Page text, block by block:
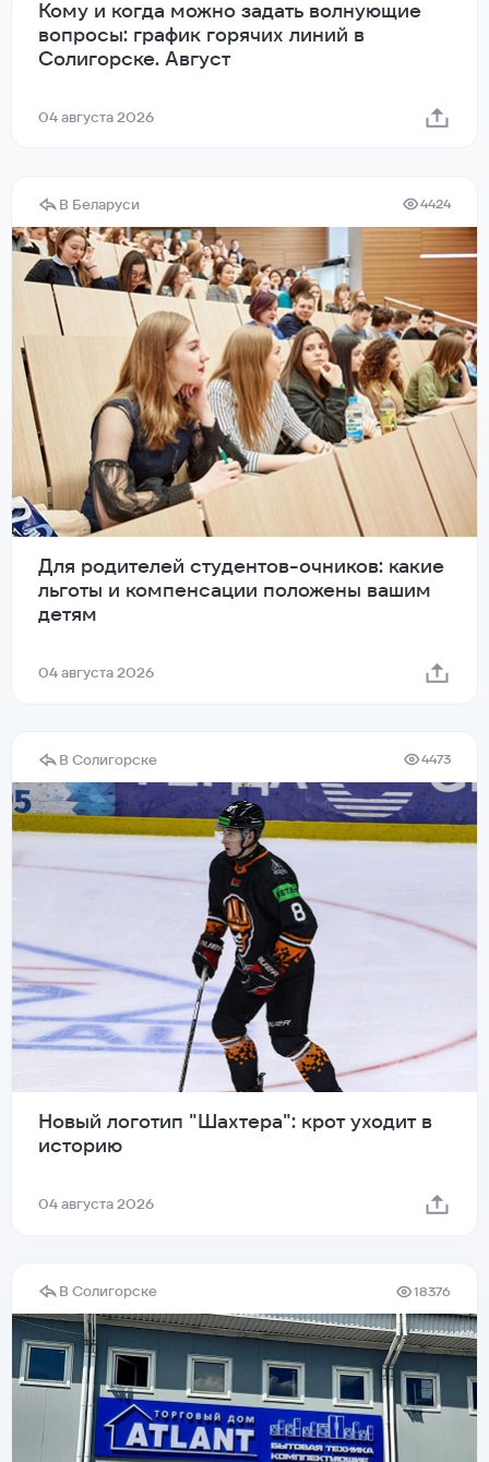
Кому и когда можно задать волнующие
вопросы: график горячих линий в
Солигорске. Август
04 августа 2026
В Беларуси 4424
Для родителей студентов-очников: какие
льготы и компенсации положены вашим
детям
04 августа 2026
В Солигорске 4473
Новый логотип "Шахтера": крот уходит в
историю
04 августа 2026
В Солигорске 18376